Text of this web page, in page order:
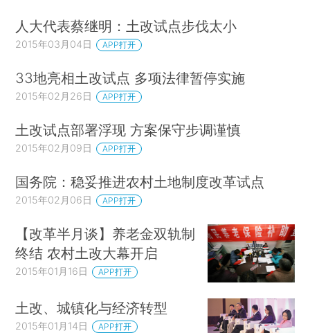
人大代表蔡继明：土改试点步伐太小
2015年03月04日 APP打开
33地亮相土改试点 多项法律暂停实施
2015年02月26日 APP打开
土改试点部署浮现 方案保守步调谨慎
2015年02月09日 APP打开
国务院：稳妥推进农村土地制度改革试点
2015年02月06日 APP打开
【改革半月谈】养老金双轨制
终结 农村土改大幕开启
2015年01月16日 APP打开
土改、城镇化与经济转型
2015年01月14日 APP打开